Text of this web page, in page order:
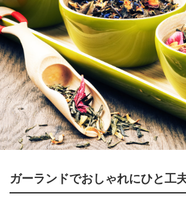
ガーランドでおしゃれにひと工